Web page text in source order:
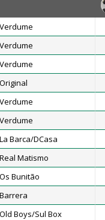
Verdume
Verdume
Verdume
Original
Verdume
Verdume
La Barca/DCasa
Real Matismo
Os Bunitão
Barrera
Old Boys/Sul Box